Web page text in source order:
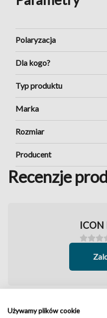
Polaryzacja
Dla kogo?
Typ produktu
Marka
Rozmiar
Producent
Recenzje
ICON
Nie ma jeszcze
Używamy plików cookie